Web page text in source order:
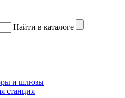
Найти в каталоге
и шлюзы
станция